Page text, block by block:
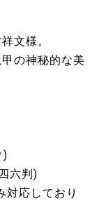
文様。
の神秘的な美
)
六判)
応しており